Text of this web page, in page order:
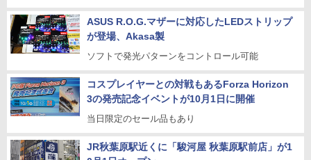
ASUS R.O.G.マザーに対応したLEDストリップ
が登場、Akasa製
ソフトで発光パターンをコントロール可能
コスプレイヤーとの対戦もあるForza Horizon
3の発売記念イベントが10月1日に開催
当日限定のセール品もあり
JR秋葉原駅近くに「駿河屋 秋葉原駅前店」が1